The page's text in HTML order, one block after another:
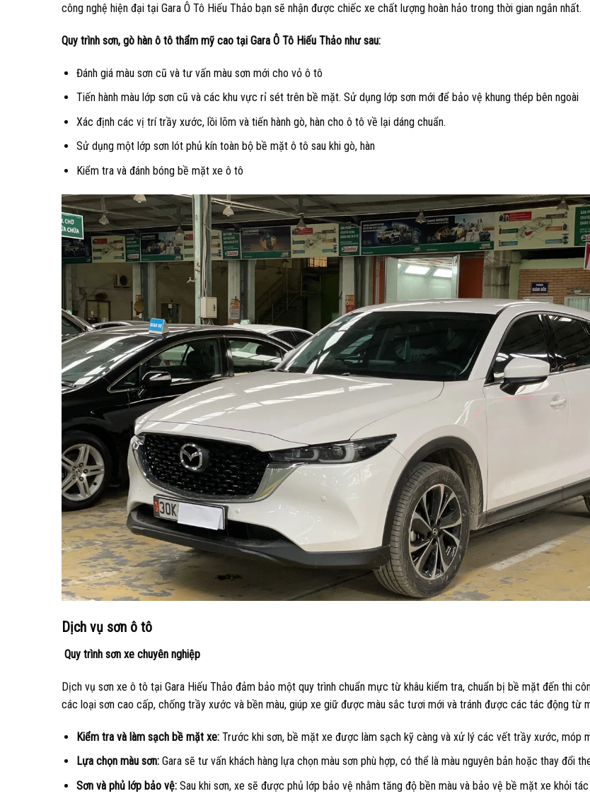
công nghệ hiện đại tại Gara Ô Tô Hiếu Thảo bạn sẽ nhận được chiếc xe chất lượng hoàn hảo trong thời gian ngắn nhất.
Quy trình sơn, gò hàn ô tô thẩm mỹ cao tại Gara Ô Tô Hiếu Thảo như sau:
Đánh giá màu sơn cũ và tư vấn màu sơn mới cho vỏ ô tô
Tiến hành màu lớp sơn cũ và các khu vực rỉ sét trên bề mặt. Sử dụng lớp sơn mới để bảo vệ khung thép bên ngoài
Xác định các vị trí trầy xước, lồi lõm và tiến hành gò, hàn cho ô tô về lại dáng chuẩn.
Sử dụng một lớp sơn lót phủ kín toàn bộ bề mặt ô tô sau khi gò, hàn
Kiểm tra và đánh bóng bề mặt xe ô tô
Dịch vụ sơn ô tô
Quy trình sơn xe chuyên nghiệp
Dịch vụ sơn xe ô tô tại Gara Hiếu Thảo đảm bảo một quy trình chuẩn mực từ khâu kiểm tra, chuẩn bị bề mặt đến thi
các loại sơn cao cấp, chống trầy xước và bền màu, giúp xe giữ được màu sắc tươi mới và tránh được các tác động từ
Kiểm tra và làm sạch bề mặt xe:Trước khi sơn, bề mặt xe được làm sạch kỹ càng và xử lý các vết trầy xước, móp
Lựa chọn màu sơn:Gara sẽ tư vấn khách hàng lựa chọn màu sơn phù hợp, có thể là màu nguyên bản hoặc thay đổi
Sơn và phủ lớp bảo vệ:Sau khi sơn, xe sẽ được phủ lớp bảo vệ nhằm tăng độ bền màu và bảo vệ bề mặt xe khỏi